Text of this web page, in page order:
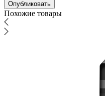
Похожие товары